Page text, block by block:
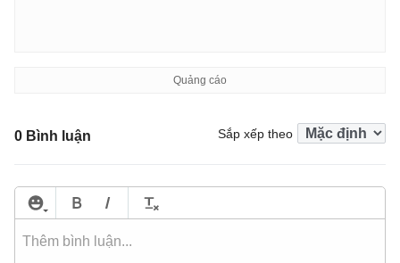
0 Bình luận Sắp xếp theo